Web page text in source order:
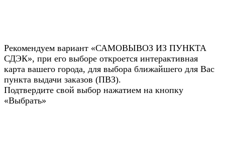
Рекомендуем вариант «САМОВЫВОЗ ИЗ ПУНКТА
СДЭК», при его выборе откроется интерактивная
карта вашего города, для выбора ближайшего для Вас
пункта выдачи заказов (ПВЗ).
Подтвердите свой выбор нажатием на кнопку
«Выбрать»